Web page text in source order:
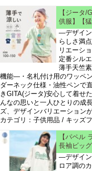
【ジータ
供服】【猛
―デザイ
らしさ満
リエーシ
定番シル
薄手天竺
機能―・名札付け用のワッペ
ダーネック仕様・油性ペンで
きGITA(ジータ)安心して着せ
んなの思いと一人ひとりの成
ズ、デザインバリエーション
カテゴリ：子供用品 / キッズ
【パペル
長袖ビッ
―デザイ
ロア調の